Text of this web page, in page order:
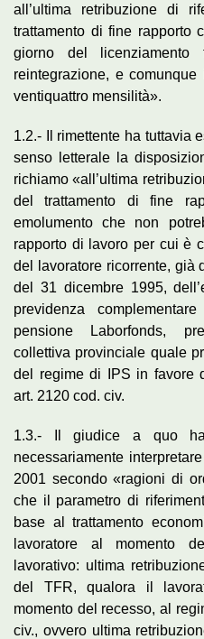
all’ultima retribuzione di
trattamento di fine rapporto
giorno del licenziamento
reintegrazione, e
ventiquattro mensilità».
1.2.- Il rimettente ha tuttavia
senso letterale la
richiamo «all’ultima
del trattamento di fine
emolumento che non
rapporto di lavoro per cui è
del lavoratore ricorrente, già
del 31 dicembre 1995,
previdenza
pensione Laborfonds,
collettiva provinciale quale
del regime di IPS in favore
art. 2120 cod. civ.
1.3.- Il giudice a quo
necessariamente
2001 secondo «ragioni di
che il parametro di
base al trattamento
lavoratore al momento
lavorativo: ultima
del TFR, qualora il
momento del recesso, al
civ., ovvero ultima